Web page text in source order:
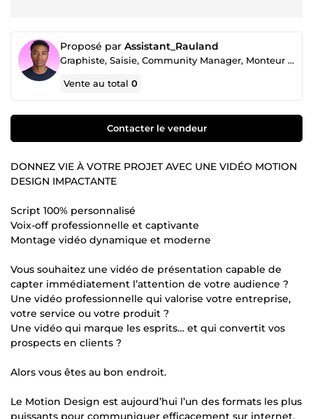
Proposé par Assistant_Rauland
Graphiste, Saisie, Community Manager, Monteur vidéo & Assistant virtuel
Vente au total0
Contacter le vendeur
DONNEZ VIE À VOTRE PROJET AVEC UNE VIDÉO MOTION
DESIGN IMPACTANTE
Script 100% personnalisé
Voix-off professionnelle et captivante
Montage vidéo dynamique et moderne
Vous souhaitez une vidéo de présentation capable de
capter immédiatement l’attention de votre audience ?
Une vidéo professionnelle qui valorise votre entreprise,
votre service ou votre produit ?
Une vidéo qui marque les esprits… et qui convertit vos
prospects en clients ?
Alors vous êtes au bon endroit.
Le Motion Design est aujourd’hui l’un des formats les plus
puissants pour communiquer efficacement sur internet.